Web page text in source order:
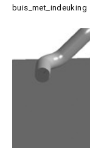
buis_met_indeuking